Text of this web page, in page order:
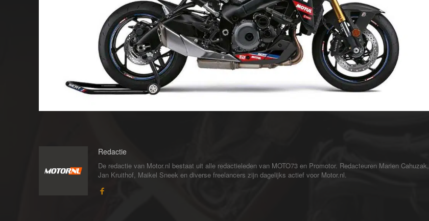
Redactie
De redactie van Motor.nl bestaat uit alle redactieleden van MOTO73 en Promotor. Redacteuren Marien Cahuzak,
Jan Kruithof, Maikel Sneek en diverse freelancers zijn dagelijks actief voor Motor.nl.